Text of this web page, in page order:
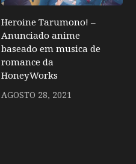
Heroine Tarumono! –
Anunciado anime
baseado em musica de
romance da
HoneyWorks
AGOSTO 28, 2021